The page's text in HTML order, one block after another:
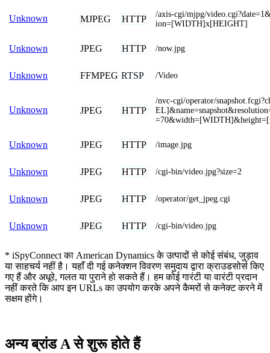
Unknown MJPEG HTTP
/axis-cgi/mjpg/
ion=[WIDTH]x[HEIGHT]
Unknown JPEG HTTP /now.jpg
Unknown FFMPEG RTSP /Video
Unknown JPEG HTTP
/nvc-cgi/operator/
Unknown JPEG HTTP /image.jpg
Unknown JPEG HTTP /cgi-bin/video.jpg?size=2
Unknown JPEG HTTP /operator/get_jpeg.cgi
Unknown JPEG HTTP /cgi-bin/video.jpg
* iSpyConnect का American Dynamics के उत्पादों से कोई संबंध, जुड़ाव
या साहचर्य नहीं है। यहाँ दी गई कनेक्शन विवरण समुदाय द्वारा क्राउडसोर्स किए
गए हैं और अधूरे, गलत या पुराने हो सकते हैं। हम कोई गारंटी या वारंटी प्रदान
नहीं करते कि आप इन URLs का उपयोग करके अपने कैमरों से कनेक्ट करने में
सक्षम होंगे।
अन्य ब्रांड A से शुरू होते हैं